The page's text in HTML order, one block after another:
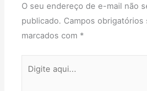
O seu endereço de e-mail não
publicado. Campos obrigatórios
marcados com *
aqui...